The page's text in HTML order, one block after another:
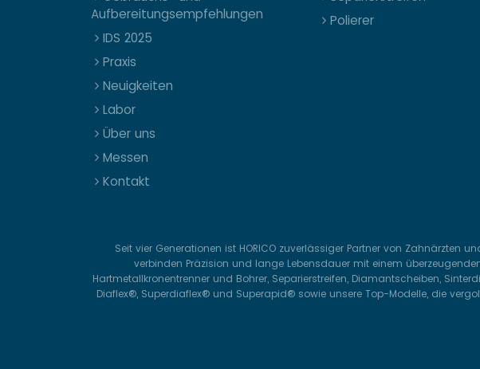
Aufbereitungsempfehlungen
IDS 2025
Praxis
Neuigkeiten
Labor
Über uns
Messen
Kontakt
Polierer
Seit vier Generationen ist HORICO zuverlässiger Partner von Zahnärzten
verbinden Präzision und lange Lebensdauer mit einem
Hartmetallkronentrenner und Bohrer, Separierstreifen, Diamantscheiben,
Diaflex®, Superdiaflex® und Superapid® sowie unsere Top-Modelle, die